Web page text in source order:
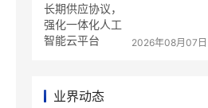
2026年08月07日
业界动态